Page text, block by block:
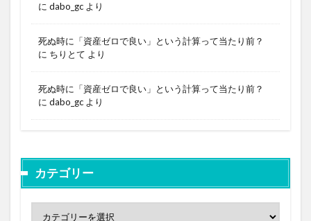
に dabo_gc より
死ぬ時に「資産ゼロで良い」という計算って当たり前？
に ちりとて より
死ぬ時に「資産ゼロで良い」という計算って当たり前？
に dabo_gc より
カテゴリー